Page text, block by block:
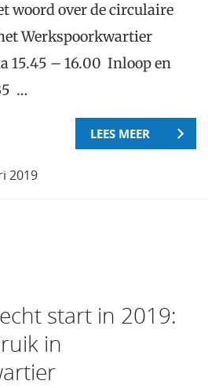
woord over de circulaire
Werkspoorkwartier
15.45 – 16.00 Inloop en
…
LEES MEER
2019
start in 2019:
in